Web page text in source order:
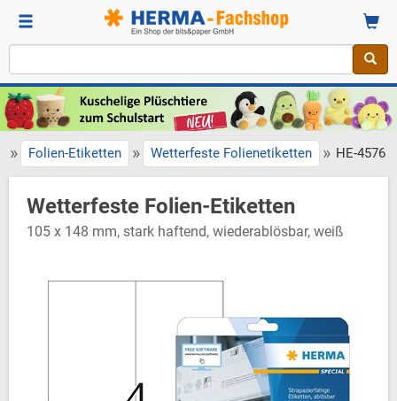
» Folien-Etiketten » Wetterfeste Folienetiketten » HE-4576
Wetterfeste Folien-Etiketten
105 x 148 mm, stark haftend, wiederablösbar, weiß